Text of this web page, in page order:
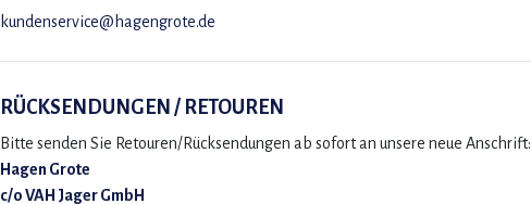
kundenservice@hagengrote.de
RÜCKSENDUNGEN / RETOUREN
Bitte senden Sie Retouren/Rücksendungen ab sofort an unsere neue Anschrift:
Hagen Grote
c/o VAH Jager GmbH